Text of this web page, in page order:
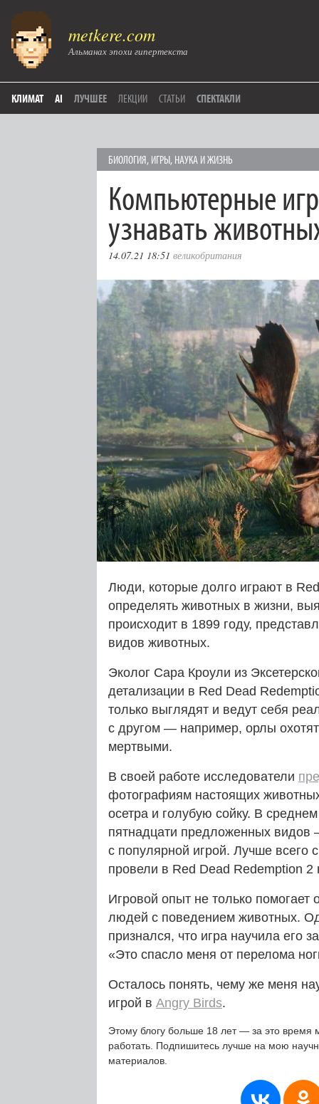
metkere.com
Альманах эпохи гипертекста
КЛИМАТ AI ЛУЧШЕЕ ЛЕКЦИИ СТАТЬИ СПЕКТАКЛИ
БИОЛОГИЯ, ИГРЫ, НАУКА И ЖИЗНЬ
Компьютерные
узнавать
14.07.21 18:51 великобритания
Люди, которые долго играют в
определять животных в жизни,
происходит в 1899 году,
видов животных.
Эколог Сара Кроули из
детализации в Red Dead
только выглядят и ведут себя
с другом — например, орлы
мертвыми.
В своей работе исследователи
фотографиям настоящих
осетра и голубую сойку. В
пятнадцати предложенных
с популярной игрой. Лучше всего
провели в Red Dead Redemption 2
Игровой опыт не только помогает
людей с поведением животных.
признался, что игра научила его
«Это спасло меня от перелома
Осталось понять, чему же меня
игрой в Angry Birds.
Этому блогу больше 18 лет — за это время
работать. Подпишитесь лучше на мою
материалов.